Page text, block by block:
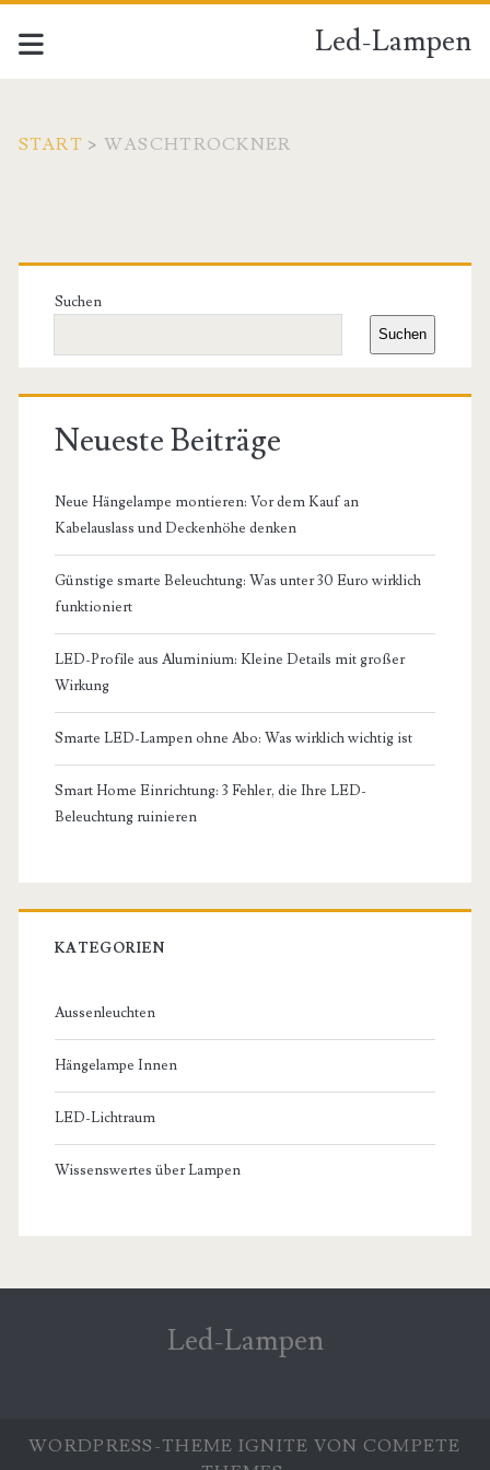
Led-Lampen
START > WASCHTROCKNER
Primäre
Seitenleiste
Suchen
Suchen
Neueste Beiträge
Neue Hängelampe montieren: Vor dem Kauf an
Kabelauslass und Deckenhöhe denken
Günstige smarte Beleuchtung: Was unter 30 Euro wirklich
funktioniert
LED-Profile aus Aluminium: Kleine Details mit großer
Wirkung
Smarte LED-Lampen ohne Abo: Was wirklich wichtig ist
Smart Home Einrichtung: 3 Fehler, die Ihre LED-
Beleuchtung ruinieren
KATEGORIEN
Aussenleuchten
Hängelampe Innen
LED-Lichtraum
Wissenswertes über Lampen
Led-Lampen
WORDPRESS-THEME IGNITE VON COMPETE